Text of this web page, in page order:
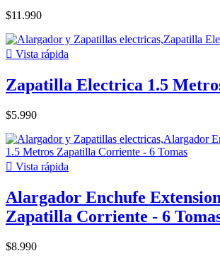
$11.990
 Vista rápida
Zapatilla Electrica 1.5
$5.990
 Vista rápida
Alargador Enchufe
Zapatilla Corriente - 6
$8.990